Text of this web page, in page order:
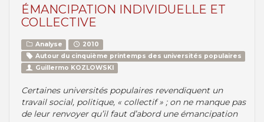
ÉMANCIPATION INDIVIDUELLE ET
COLLECTIVE
Analyse
2010
Autour du cinquième printemps des universités populaires
Guillermo KOZLOWSKI
Certaines universités populaires revendiquent un
travail social, politique, « collectif » ; on ne manque pas
de leur renvoyer qu’il faut d’abord une émancipation